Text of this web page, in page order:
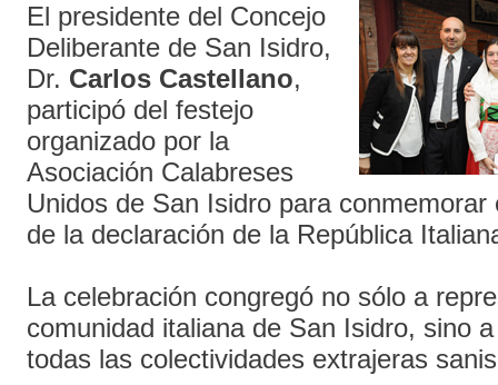
El presidente del Concejo
Deliberante de San Isidro,
Dr. Carlos Castellano,
participó del festejo
organizado por la
Asociación Calabreses
Unidos de San Isidro para conmemorar
de la declaración de la República
La celebración congregó no sólo a
comunidad italiana de San Isidro, sino
todas las colectividades extrajeras